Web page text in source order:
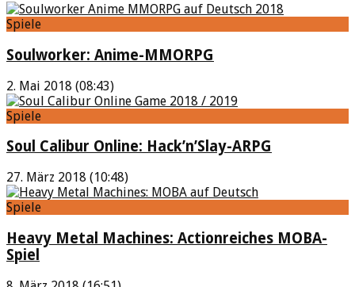
Spiele
Soulworker: Anime-MMORPG
2. Mai 2018 (08:43)
Spiele
Soul Calibur Online: Hack’n’Slay-ARPG
27. März 2018 (10:48)
Spiele
Heavy Metal Machines: Actionreiches MOBA-
Spiel